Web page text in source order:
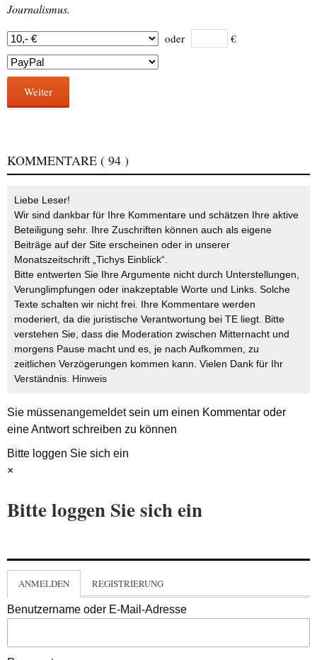
Journalismus.
oder €
Weiter
KOMMENTARE ( 94 )
Liebe Leser!
Wir sind dankbar für Ihre Kommentare und schätzen Ihre aktive
Beteiligung sehr. Ihre Zuschriften können auch als eigene
Beiträge auf der Site erscheinen oder in unserer
Monatszeitschrift „Tichys Einblick“.
Bitte entwerten Sie Ihre Argumente nicht durch Unterstellungen,
Verunglimpfungen oder inakzeptable Worte und Links. Solche
Texte schalten wir nicht frei. Ihre Kommentare werden
moderiert, da die juristische Verantwortung bei TE liegt. Bitte
verstehen Sie, dass die Moderation zwischen Mitternacht und
morgens Pause macht und es, je nach Aufkommen, zu
zeitlichen Verzögerungen kommen kann. Vielen Dank für Ihr
Verständnis. Hinweis
Sie müssenangemeldetsein um einen Kommentar oder
eine Antwort schreiben zu können
Bitte loggen Sie sich ein
×
Bitte loggen Sie sich ein
ANMELDEN REGISTRIERUNG
Benutzername oder E-Mail-Adresse